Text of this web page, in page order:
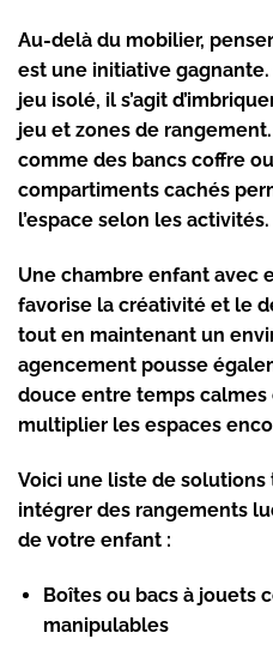
Au-delà du mobilier,
est une initiative
jeu isolé, il s’agit
jeu et zones de
comme des bancs coffre
compartiments cachés
l’espace selon les activités.
Une chambre enfant avec
favorise la créativité et le
tout en maintenant un
agencement pousse
douce entre temps
multiplier les espaces
Voici une liste de
intégrer des rangements
de votre enfant :
Boîtes ou bacs à jouets
manipulables